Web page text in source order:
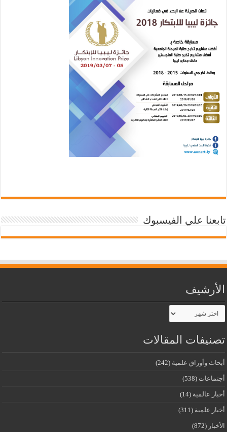
تابعنا علي الفيسبوك
الأرشيف
الأرشيف
تصنيفات المقالات
أبحاث وأوراق علمية (242)
أجتماعات (538)
أخبار عالمية (14)
أخبار علمية (311)
الأخبار (872)